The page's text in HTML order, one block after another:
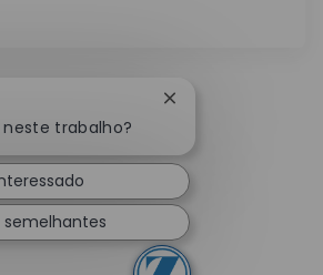
trabalho?
Fechar notificação
semelhantes